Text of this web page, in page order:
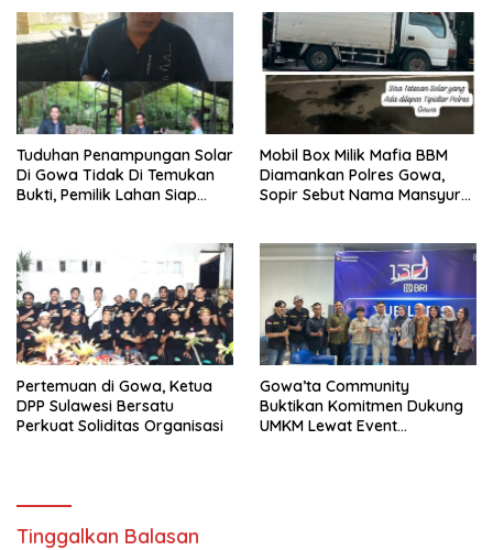
Tuduhan Penampungan Solar
Di Gowa Tidak Di Temukan
Bukti, Pemilik Lahan Siap
Mobil Box Milik Mafia BBM
Diamankan Polres Gowa,
Sopir Sebut Nama Mansyur
Pertemuan di Gowa, Ketua
DPP Sulawesi Bersatu
Perkuat Soliditas Organisasi
Gowa’ta Community
Buktikan Komitmen Dukung
UMKM Lewat Event
Tinggalkan Balasan